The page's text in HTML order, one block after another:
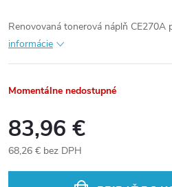
Renovovaná tonerová náplň CE270A
informácie
Momentálne nedostupné
83,96 €
68,26 € bez DPH